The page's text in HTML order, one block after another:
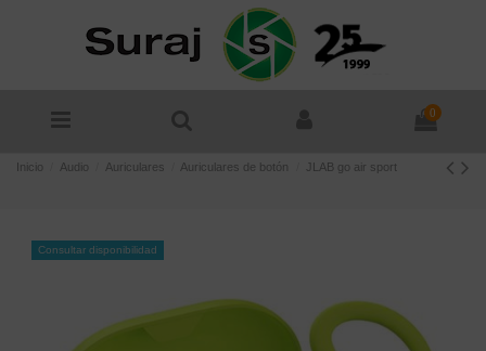
0
Inicio Audio Auriculares Auriculares de botón JLAB go air sport
Consultar disponibilidad